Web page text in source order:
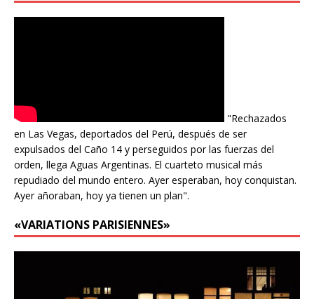
"Rechazados
en Las Vegas, deportados del Perú, después de ser
expulsados del Caño 14 y perseguidos por las fuerzas del
orden, llega Aguas Argentinas. El cuarteto musical más
repudiado del mundo entero. Ayer esperaban, hoy conquistan.
Ayer añoraban, hoy ya tienen un plan".
«VARIATIONS PARISIENNES»